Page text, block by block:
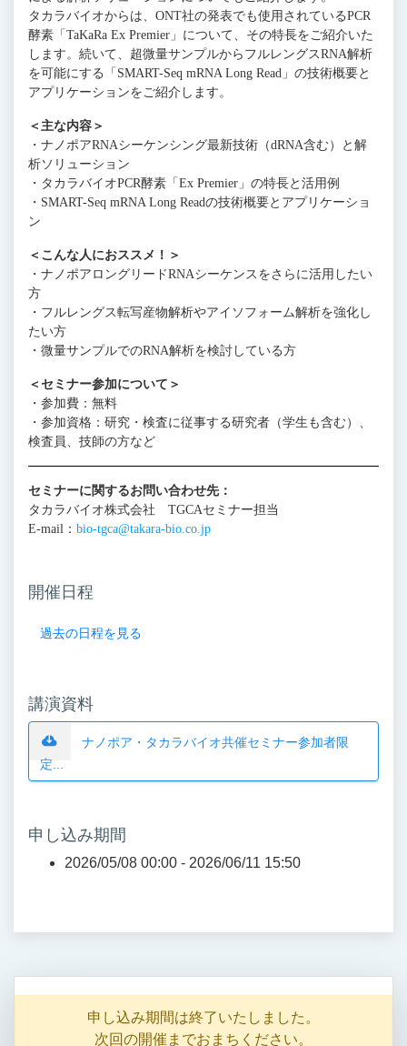
タカラバイオからは、ONT社の発表でも使用されているPCR
酵素「TaKaRa Ex Premier」について、その特長をご紹介いた
します。続いて、超微量サンプルからフルレングスRNA解析
を可能にする「SMART-Seq mRNA Long Read」の技術概要と
アプリケーションをご紹介します。
＜主な内容＞
・ナノポアRNAシーケンシング最新技術（dRNA含む）と解
析ソリューション
・タカラバイオPCR酵素「Ex Premier」の特長と活用例
・SMART-Seq mRNA Long Readの技術概要とアプリケーショ
ン
＜こんな人におススメ！＞
・ナノポアロングリードRNAシーケンスをさらに活用したい
方
・フルレングス転写産物解析やアイソフォーム解析を強化し
たい方
・微量サンプルでのRNA解析を検討している方
＜セミナー参加について＞
・参加費：無料
・参加資格：研究・検査に従事する研究者（学生も含む）、
検査員、技師の方など
セミナーに関するお問い合わせ先：
タカラバイオ株式会社 TGCAセミナー担当
E-mail： bio-tgca@takara-bio.co.jp
開催日程
過去の日程を見る
講演資料
ナノポア・タカラバイオ共催セミナー参加者限
定...
申し込み期間
2026/05/08 00:00 - 2026/06/11 15:50
申し込み期間は終了いたしました。
次回の開催までおまちください。